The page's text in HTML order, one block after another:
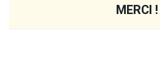
MERCI !